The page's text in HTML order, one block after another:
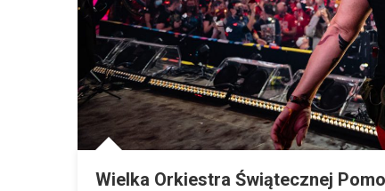
Wielka Orkiestra Świątecznej